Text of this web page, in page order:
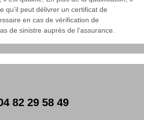
qu’il peut délivrer un certificat de
en cas de vérification de
de sinistre auprès de l’assurance.
82 29 58 49